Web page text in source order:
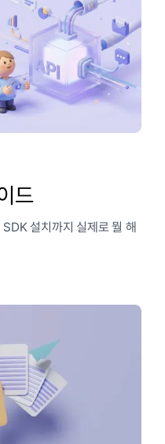
드
설치까지 실제로 뭘 해